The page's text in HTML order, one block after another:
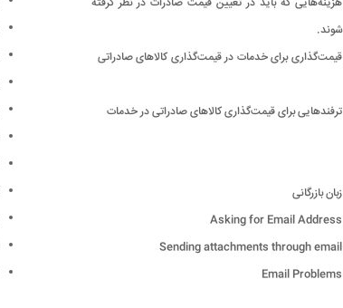
شوند.
قیمت‌گذاری برای خدمات در قیمت‌گذاری کالاهای صادراتی
ترفندهایی برای قیمت‌گذاری کالاهای صادراتی در خدمات
زبان بازرگانی
Asking for Email Address
Sending attachments through email
Email Problems